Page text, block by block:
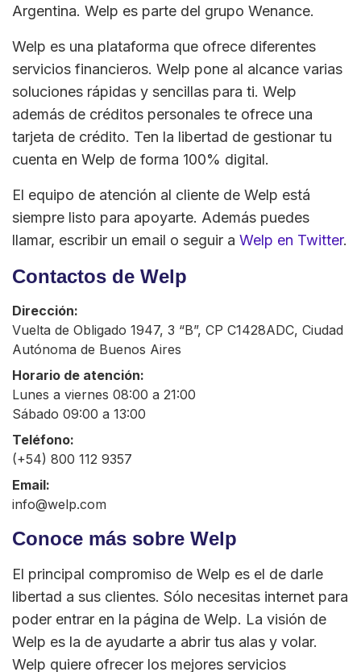
Argentina. Welp es parte del grupo Wenance.
Welp es una plataforma que ofrece diferentes
servicios financieros. Welp pone al alcance varias
soluciones rápidas y sencillas para ti. Welp
además de créditos personales te ofrece una
tarjeta de crédito. Ten la libertad de gestionar tu
cuenta en Welp de forma 100% digital.
El equipo de atención al cliente de Welp está
siempre listo para apoyarte. Además puedes
llamar, escribir un email o seguir a Welp en Twitter.
Contactos de Welp
Dirección:
Vuelta de Obligado 1947, 3 “B”, CP C1428ADC, Ciudad
Autónoma de Buenos Aires
Horario de atención:
Lunes a viernes 08:00 a 21:00
Sábado 09:00 a 13:00
Teléfono:
(+54) 800 112 9357
Email:
info@welp.com
Conoce más sobre Welp
El principal compromiso de Welp es el de darle
libertad a sus clientes. Sólo necesitas internet para
poder entrar en la página de Welp. La visión de
Welp es la de ayudarte a abrir tus alas y volar.
Welp quiere ofrecer los mejores servicios